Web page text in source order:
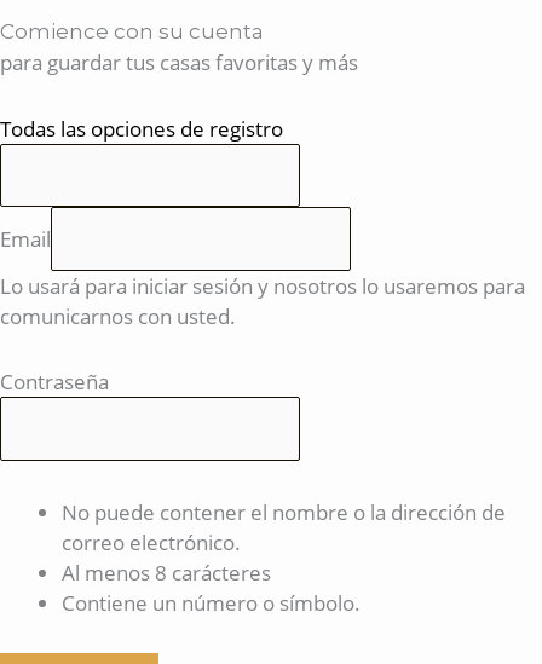
Comience con su cuenta
para guardar tus casas favoritas y más
Todas las opciones de registro
Email
Lo usará para iniciar sesión y nosotros lo usaremos para
comunicarnos con usted.
Contraseña
No puede contener el nombre o la dirección de
correo electrónico.
Al menos 8 carácteres
Contiene un número o símbolo.